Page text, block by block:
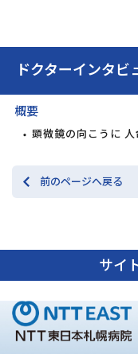
ドクターインタビ
概要
顕微鏡の向こうに ⼈
前のページへ戻る
サイ